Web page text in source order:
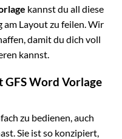
kannst du all diese
Layout zu feilen. Wir
damit du dich voll
kannst.
GFS Word Vorlage
zu bedienen, auch
Sie ist so konzipiert,